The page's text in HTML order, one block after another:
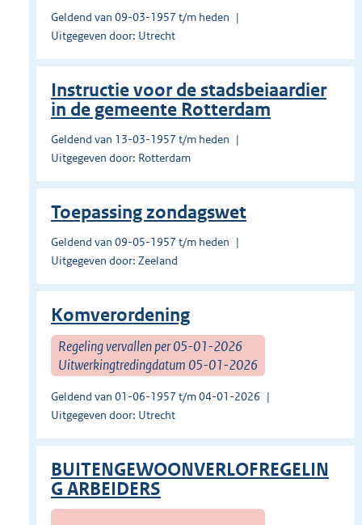
Geldend van 09-03-1957 t/m heden
Uitgegeven door: Utrecht
Instructie voor de stadsbeiaardier
in de gemeente Rotterdam
Geldend van 13-03-1957 t/m heden
Uitgegeven door: Rotterdam
Toepassing zondagswet
Geldend van 09-05-1957 t/m heden
Uitgegeven door: Zeeland
Komverordening
Regeling vervallen per 05-01-2026
Uitwerkingtredingdatum 05-01-2026
Geldend van 01-06-1957 t/m 04-01-2026
Uitgegeven door: Utrecht
BUITENGEWOONVERLOFREGELIN
G ARBEIDERS